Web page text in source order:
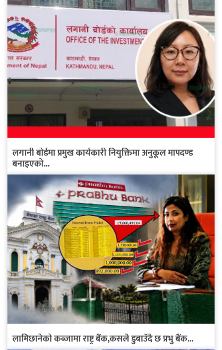
लगानी बोर्डमा प्रमुख कार्यकारी नियुक्तिमा अनुकूल मापदण्ड
बनाइएको...
लामिछानेको कब्जामा राष्ट्र बैंक,कसले डुबाउँदै छ प्रभु बैंक...